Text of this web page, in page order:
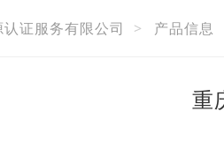
证服务有限公司 > 产品信息
重